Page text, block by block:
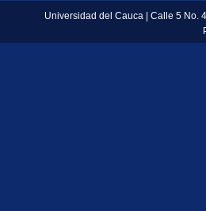
Universidad del Cauca | Calle 5 No.